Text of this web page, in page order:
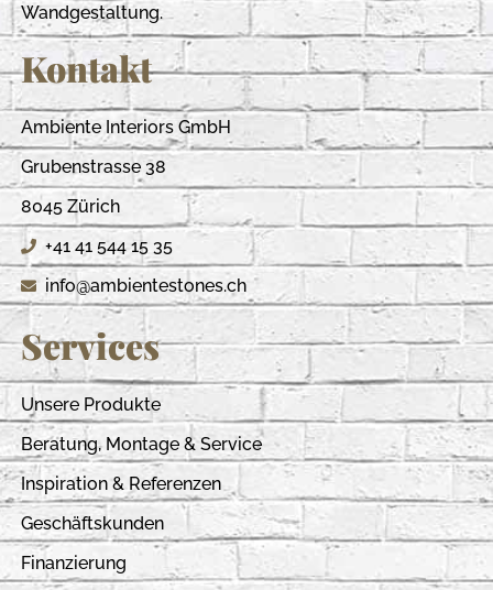
Wandgestaltung.
Kontakt
Ambiente Interiors GmbH
Grubenstrasse 38
8045 Zürich
+41 41 544 15 35
info@ambientestones.ch
Services
Unsere Produkte
Beratung, Montage & Service
Inspiration & Referenzen
Geschäftskunden
Finanzierung